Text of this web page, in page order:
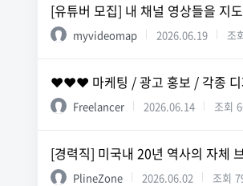
[유튜버 모집] 내 채널 영상들을 지
myvideomap 2026.06.19 조
❤️❤️❤️ 마케팅 / 광고 홍보 / 각종
Freelancer 2026.06.14 조회
[경력직] 미국내 20년 역사의 자체
PlineZone 2026.06.02 조회